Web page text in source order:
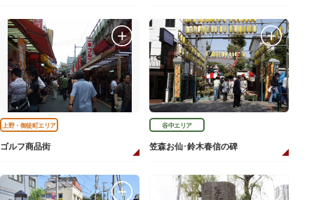
上野・御徒町エリア
ゴルフ商品街
谷中エリア
笠森お仙･鈴木春信の碑